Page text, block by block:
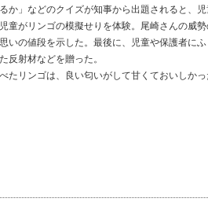
」などのクイズが知事から出題されると、児
童がリンゴの模擬せりを体験。尾崎さんの威
いの値段を示した。最後に、児童や保護者にふ
反射材などを贈った。
リンゴは、良い匂いがして甘くておいしか